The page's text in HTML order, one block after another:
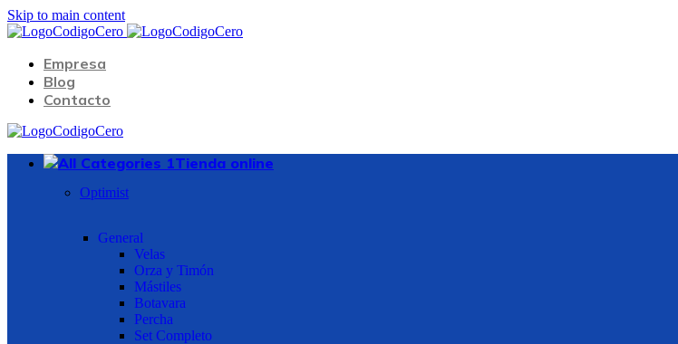
Skip to main content
Empresa
Blog
Contacto
Tienda online
Optimist
General
Velas
Orza y Timón
Mástiles
Botavara
Percha
Set Completo